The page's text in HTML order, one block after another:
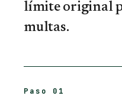
límite original
multas.
Paso 01